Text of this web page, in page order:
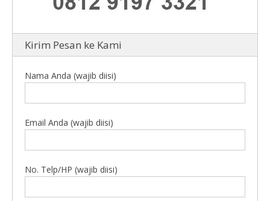
Kirim Pesan ke Kami
Nama Anda (wajib diisi)
Email Anda (wajib diisi)
No. Telp/HP (wajib diisi)